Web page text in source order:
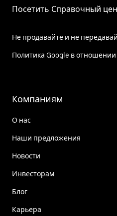
Посетить Справочный
Не продавайте и не
Политика Google в
Компаниям
О нас
Наши предложения
Новости
Инвесторам
Блог
Карьера